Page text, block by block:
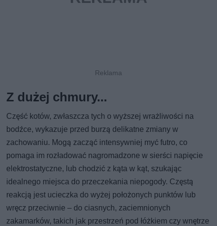
Z dużej chmury...
Część kotów, zwłaszcza tych o wyższej wrażliwości na
bodźce, wykazuje przed burzą delikatne zmiany w
zachowaniu. Mogą zacząć intensywniej myć futro, co
pomaga im rozładować nagromadzone w sierści napięcie
elektrostatyczne, lub chodzić z kąta w kąt, szukając
idealnego miejsca do przeczekania niepogody. Częstą
reakcją jest ucieczka do wyżej położonych punktów lub
wręcz przeciwnie – do ciasnych, zaciemnionych
zakamarków, takich jak przestrzeń pod łóżkiem czy wnętrze